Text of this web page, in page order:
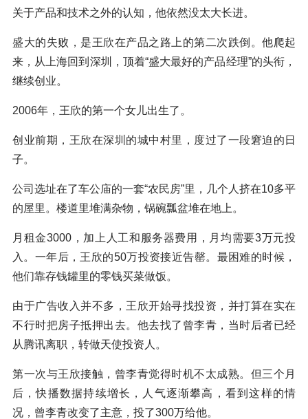
关于产品和技术之外的认知，他依然没太大长进。
盛大的失败，是王欣在产品之路上的第二次跌倒。他爬起
来，从上海回到深圳，顶着“盛大最好的产品经理”的头衔，
继续创业。
2006年，王欣的第一个女儿出生了。
创业前期，王欣在深圳的城中村里，度过了一段窘迫的日
子。
公司选址在了车公庙的一套“农民房”里，几个人挤在10多平
的屋里。楼道里堆满杂物，锅碗瓢盆堆在地上。
月租金3000，加上人工和服务器费用，月均需要3万元投
入。一年后，王欣的50万投资接近告罄。最困难的时候，
他们靠存钱罐里的零钱买菜做饭。
由于广告收入并不多，王欣开始寻找投资，并打算在实在
不行时把房子抵押出去。他去找了曾李青，当时后者已经
从腾讯离职，转做天使投资人。
第一次与王欣接触，曾李青觉得时机不太成熟。但三个月
后，快播数据持续增长，人气逐渐攀高，看到这样的情
况，曾李青改变了主意，投了300万给他。